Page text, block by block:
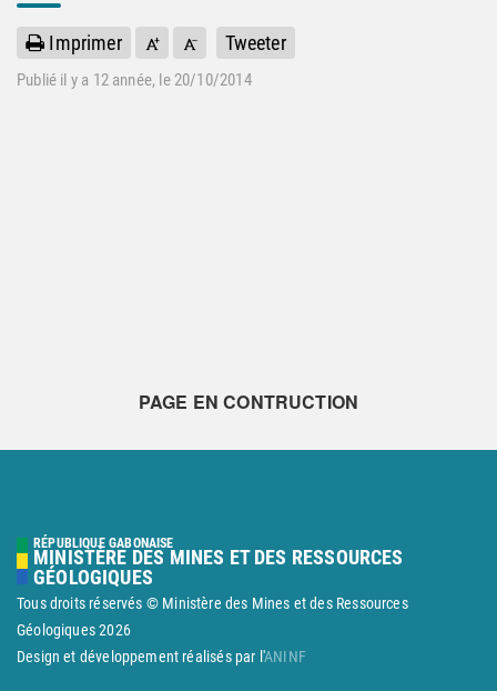
Imprimer Tweeter
Publié il y a 12 année, le 20/10/2014
PAGE EN CONTRUCTION
RÉPUBLIQUE GABONAISE
MINISTÈRE DES MINES ET DES RESSOURCES
GÉOLOGIQUES
Tous droits réservés © Ministère des Mines et des Ressources
Géologiques2026
Design et développement réalisés par l'ANINF